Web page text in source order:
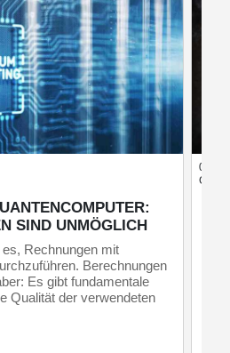
SIND UNMÖGLICH
Rechnungen mit
Berechnungen
Es gibt fundamentale
Qualität der verwendeten